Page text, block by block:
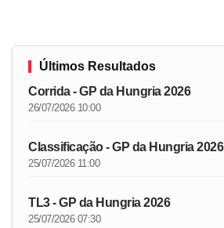
Últimos Resultados
Corrida - GP da Hungria 2026
26/07/2026 10:00
Classificação - GP da Hungria 2026
25/07/2026 11:00
TL3 - GP da Hungria 2026
25/07/2026 07:30